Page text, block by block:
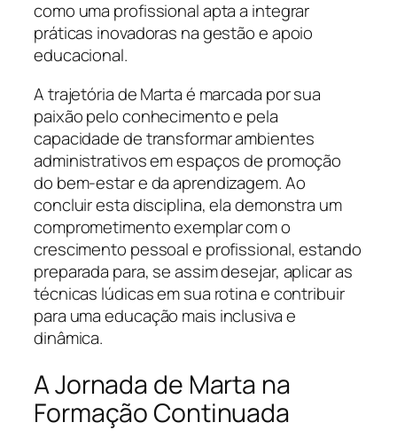
como uma profissional apta a integrar
práticas inovadoras na gestão e apoio
educacional.
A trajetória de Marta é marcada por sua
paixão pelo conhecimento e pela
capacidade de transformar ambientes
administrativos em espaços de promoção
do bem-estar e da aprendizagem. Ao
concluir esta disciplina, ela demonstra um
comprometimento exemplar com o
crescimento pessoal e profissional, estando
preparada para, se assim desejar, aplicar as
técnicas lúdicas em sua rotina e contribuir
para uma educação mais inclusiva e
dinâmica.
A Jornada de Marta na
Formação Continuada